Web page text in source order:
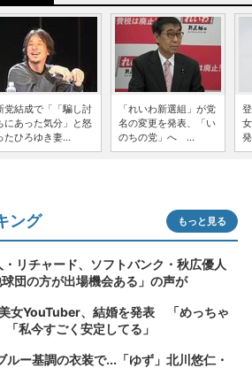
党結成で「「騙し討
にあった気分」と怒
たひろゆき妻...
「れいわ新選組」が党
名の変更を発表、「い
のちの党」へ ...
ング もっと見る
リチャード、ソフトバンク・秋広優人
団の方が出場機会ある」の声が
女YouTuber、結婚を発表 「めっちゃ
私今すごく安定してる」
ルー基調の衣装で...「ゆず」北川悠仁・